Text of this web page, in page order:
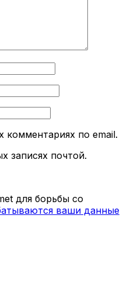
комментариях по email.
записях почтой.
для борьбы со
ваши данные